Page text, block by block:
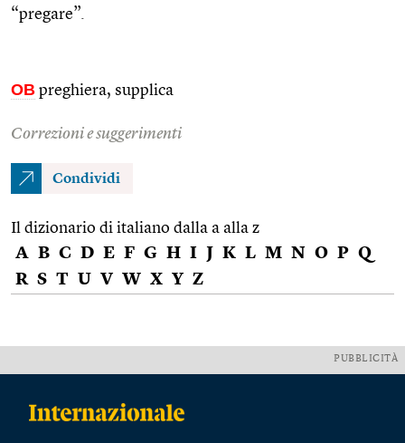
“pregare”.
OB preghiera, supplica
Correzioni e suggerimenti
Condividi
Il dizionario di italiano dalla a alla z
A B C D E F G H I J K L M N O P Q
R S T U V W X Y Z
PUBBLICITÀ